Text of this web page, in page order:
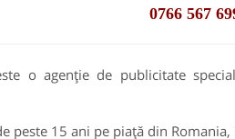
0766 567
o agenție de publicitate
peste 15 ani pe piață din